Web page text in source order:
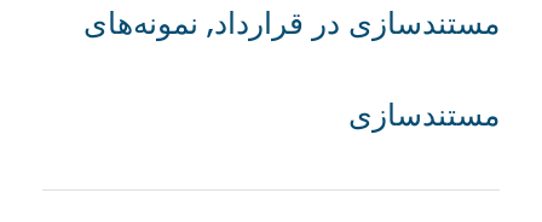
مستندسازی در قرارداد, نمونه‌های
مستندسازی